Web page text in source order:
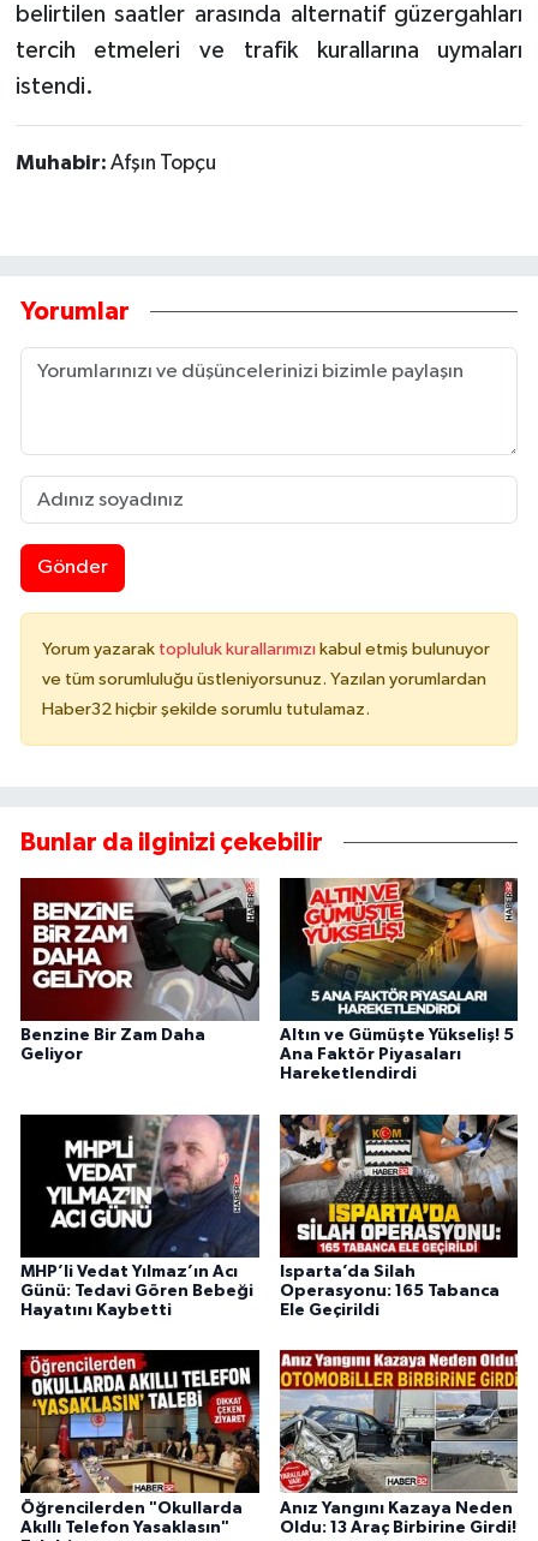
belirtilen saatler arasında alternatif güzergahları
tercih etmeleri ve trafik kurallarına uymaları
istendi.
Muhabir: Afşın Topçu
Yorumlar
Gönder
Yorum yazarak topluluk kurallarımızı kabul etmiş bulunuyor
ve tüm sorumluluğu üstleniyorsunuz. Yazılan yorumlardan
Haber32 hiçbir şekilde sorumlu tutulamaz.
Bunlar da ilginizi çekebilir
Benzine Bir Zam Daha
Geliyor
Altın ve Gümüşte Yükseliş! 5
Ana Faktör Piyasaları
Hareketlendirdi
MHP’li Vedat Yılmaz’ın Acı
Günü: Tedavi Gören Bebeği
Hayatını Kaybetti
Isparta’da Silah
Operasyonu: 165 Tabanca
Ele Geçirildi
Öğrencilerden "Okullarda
Akıllı Telefon Yasaklasın"
Anız Yangını Kazaya Neden
Oldu: 13 Araç Birbirine Girdi!